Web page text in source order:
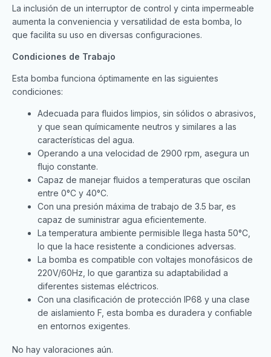
La inclusión de un interruptor de control y cinta impermeable
aumenta la conveniencia y versatilidad de esta bomba, lo
que facilita su uso en diversas configuraciones.
Condiciones de Trabajo
Esta bomba funciona óptimamente en las siguientes
condiciones:
Adecuada para fluidos limpios, sin sólidos o abrasivos,
y que sean químicamente neutros y similares a las
características del agua.
Operando a una velocidad de 2900 rpm, asegura un
flujo constante.
Capaz de manejar fluidos a temperaturas que oscilan
entre 0°C y 40°C.
Con una presión máxima de trabajo de 3.5 bar, es
capaz de suministrar agua eficientemente.
La temperatura ambiente permisible llega hasta 50°C,
lo que la hace resistente a condiciones adversas.
La bomba es compatible con voltajes monofásicos de
220V/60Hz, lo que garantiza su adaptabilidad a
diferentes sistemas eléctricos.
Con una clasificación de protección IP68 y una clase
de aislamiento F, esta bomba es duradera y confiable
en entornos exigentes.
No hay valoraciones aún.